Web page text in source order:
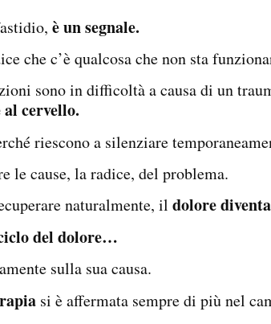
è un segnale.
che c’è qualcosa che non sta
sono in difficoltà a causa di un
cervello.
riescono a silenziare
le cause, la radice, del problema.
naturalmente, il dolore
del dolore…
sulla sua causa.
si è affermata sempre di più nel